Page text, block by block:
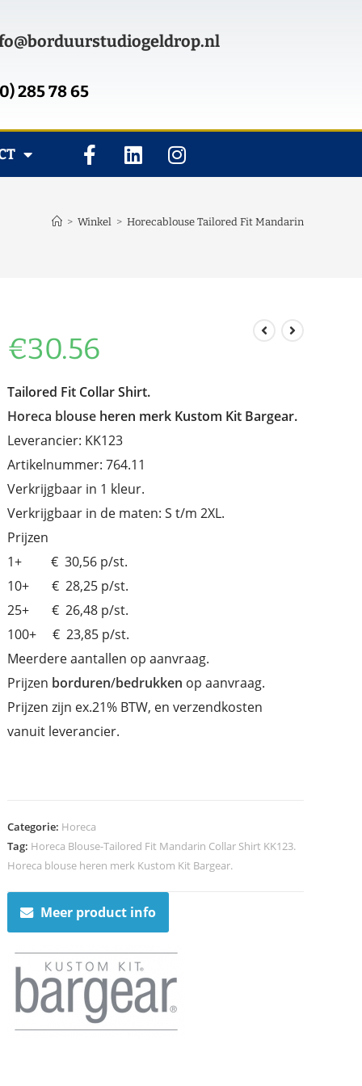
285 78 65
> Winkel > Horecablouse Tailored Fit Mandarin
€30.56
Tailored Fit Collar Shirt.
Horeca blouse heren merk Kustom Kit Bargear.
Leverancier: KK123
Artikelnummer: 764.11
Verkrijgbaar in 1 kleur.
Verkrijgbaar in de maten: S t/m 2XL.
Prijzen
1+ € 30,56 p/st.
10+ € 28,25 p/st.
25+ € 26,48 p/st.
100+ € 23,85 p/st.
Meerdere aantallen op aanvraag.
Prijzen borduren/bedrukken op aanvraag.
Prijzen zijn ex.21% BTW, en verzendkosten
vanuit leverancier.
Categorie: Horeca
Tag: Horeca Blouse-Tailored Fit Mandarin Collar Shirt KK123.
Horeca blouse heren merk Kustom Kit Bargear.
Meer product info